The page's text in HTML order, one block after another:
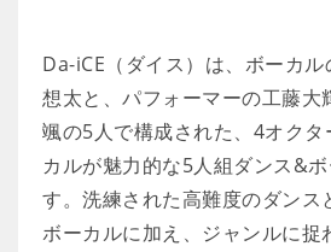
Da-iCE（ダイス）は、ボーカ
想太と、パフォーマーの工藤大
颯の5人で構成された、4オクタ
カルが魅力的な5人組ダンス&
す。洗練された高難度のダンス
ボーカルに加え、ジャンルに捉